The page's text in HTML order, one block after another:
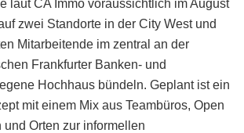
laut CA Immo voraussichtlich im August
zwei Standorte in der City West und
Mitarbeitende im zentral an der
Frankfurter Banken- und
Hochhaus bündeln. Geplant ist ein
mit einem Mix aus Teambüros, Open
Orten zur informellen